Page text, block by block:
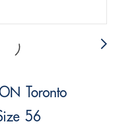
Toronto
56